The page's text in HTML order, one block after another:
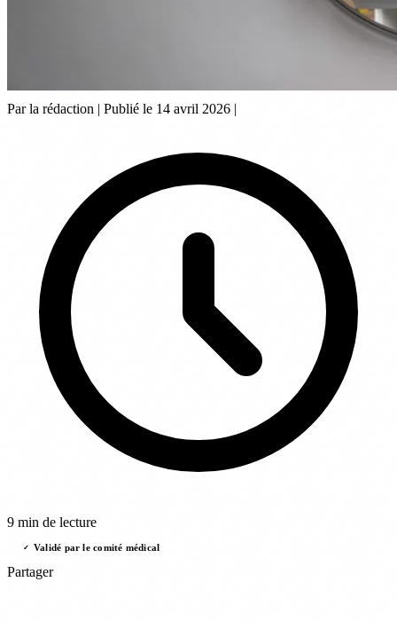
Par la rédaction | Publié le 14 avril 2026 |
9 min de lecture
✓ Validé par le comité médical
Partager